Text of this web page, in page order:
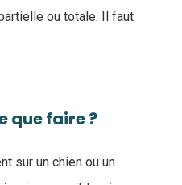
ou totale. Il faut
que faire ?
sur un chien ou un